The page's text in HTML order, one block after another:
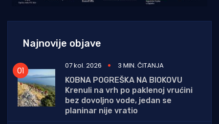
Najnovije objave
07 kol. 2026
3 MIN. ČITANJA
KOBNA POGREŠKA NA BIOKOVU
Krenuli na vrh po paklenoj vrućini
bez dovoljno vode, jedan se
planinar nije vratio